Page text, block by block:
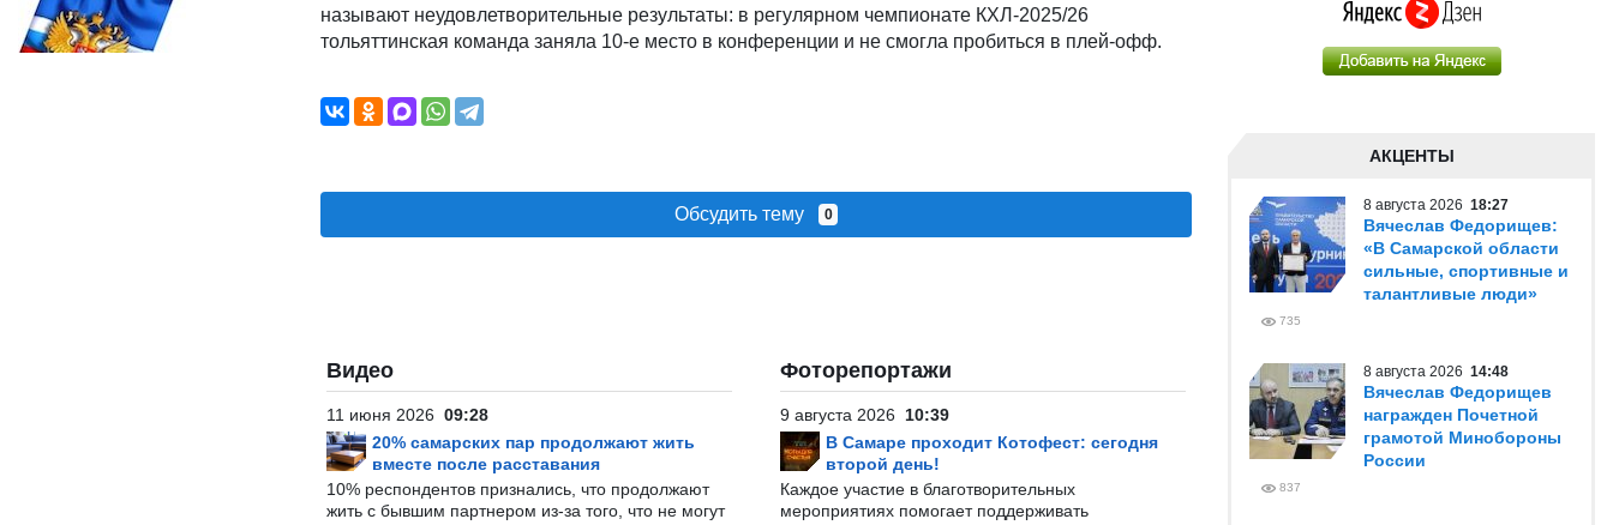
называют неудовлетворительные результаты: в регулярном чемпионате КХЛ-2025/26
тольяттинская команда заняла 10-е место в конференции и не смогла пробиться в плей-офф.
Обсудить тему 0
Видео
11 июня 2026 09:28
20% самарских пар продолжают жить
вместе после расставания
10% респондентов признались, что продолжают
жить с бывшим партнером из-за того, что не могут
Фоторепортажи
9 августа 2026 10:39
В Самаре проходит Котофест: сегодня
второй день!
Каждое участие в благотворительных
мероприятиях помогает поддерживать
АКЦЕНТЫ
8 августа 2026 18:27
Вячеслав Федорищев:
«В Самарской области
сильные, спортивные и
талантливые люди»
735
8 августа 2026 14:48
Вячеслав Федорищев
награжден Почетной
грамотой Минобороны
России
837